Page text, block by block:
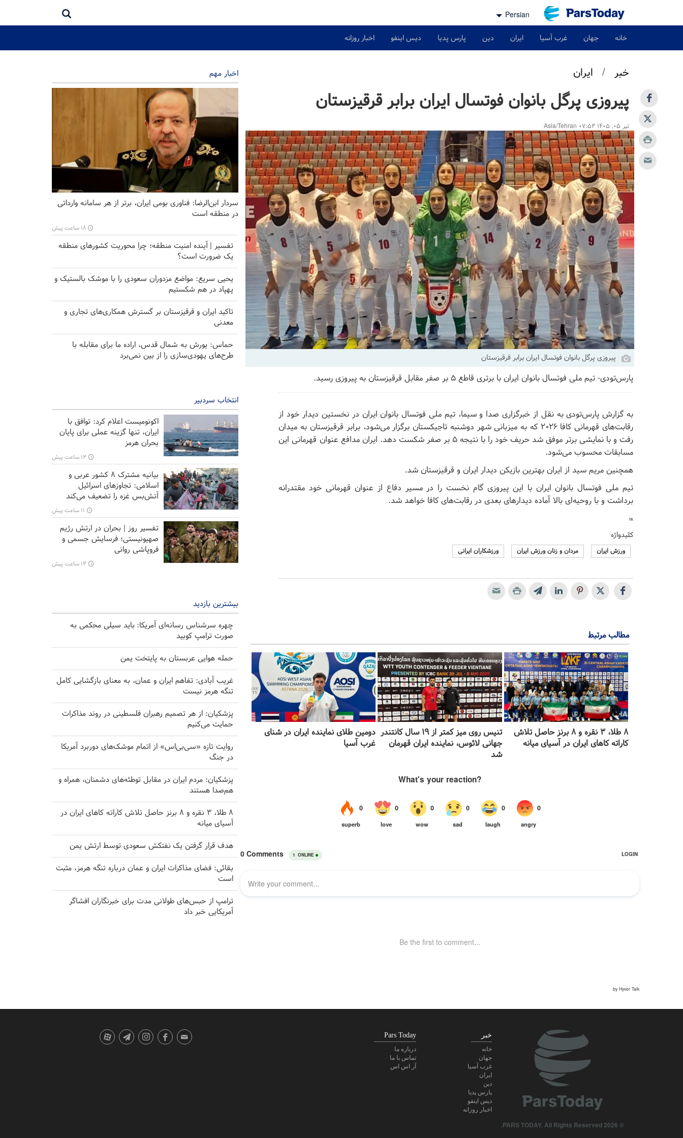
Persian
خانه جهان غرب آسیا ایران دین پارس پدیا دیس اینفو اخبار روزانه
خبر / ایران
پیروزی پرگل بانوان فوتسال ایران برابر قرقیزستان
تیر ۰۵, ۱۴۰۵ ۰۷:۵۳ Asia/Tehran
پیروزی پرگل بانوان فوتسال ایران برابر قرقیزستان
پارس‌تودی- تیم ملی فوتسال بانوان ایران با برتری قاطع ۵ بر صفر مقابل قرقیزستان به پیروزی رسید.
به گزارش پارس‌تودی به نقل از خبرگزاری صدا و سیما، تیم ملی فوتسال بانوان ایران در نخستین دیدار خود از
رقابت‌های قهرمانی کافا ۲۰۲۶ که به میزبانی شهر دوشنبه تاجیکستان برگزار می‌شود، برابر قرقیزستان به میدان
رفت و با نمایشی برتر موفق شد حریف خود را با نتیجه ۵ بر صفر شکست دهد. ایران مدافع عنوان قهرمانی این
مسابقات محسوب می‌شود.
همچنین مریم سید از ایران بهترین بازیکن دیدار ایران و قرقیزستان شد.
تیم ملی فوتسال بانوان ایران با این پیروزی گام نخست را در مسیر دفاع از عنوان قهرمانی خود مقتدرانه
برداشت و با روحیه‌ای بالا آماده دیدار‌های بعدی در رقابت‌های کافا خواهد شد.
hk
کلیدواژه
ورزش ایران مردان و زنان ورزش ایران ورزشکاران ایرانی
مطالب مرتبط
۸ طلا، ۳ نقره و ۸ برنز حاصل تلاش
کاراته کا‌های ایران در آسیای میانه
تنیس روی میز کمتر از ۱۹ سال کانتندر
جهانی لائوس، نماینده ایران قهرمان
شد
دومین طلای نماینده ایران در شنای
غرب آسیا
اخبار مهم
سردار ابن‌الرضا: فناوری بومی ایران، برتر از هر سامانه وارداتی
در منطقه است
۱۸ ساعت پیش
تفسیر | آینده امنیت منطقه؛ چرا محوریت کشورهای منطقه
یک ضرورت است؟
یحیی سریع: مواضع مزدوران سعودی را با موشک بالستیک و
پهپاد در هم شکستیم
تاکید ایران و قرقیزستان بر گسترش همکاری‌های تجاری و
معدنی
حماس: یورش به شمال قدس، اراده ما برای مقابله با
طرح‌های یهودی‌سازی را از بین نمی‌برد
انتخاب سردبیر
اکونومیست اعلام کرد: توافق با
ایران، تنها گزینه عملی برای پایان
بحران هرمز
۱۳ ساعت پیش
بیانیه مشترک ۸ کشور عربی و
اسلامی: تجاوزهای اسرائیل
آتش‌بس غزه را تضعیف می‌کند
۱۱ ساعت پیش
تفسیر روز | بحران در ارتش رژیم
صهیونیستی؛ فرسایش جسمی و
فروپاشی روانی
۱۳ ساعت پیش
بیشترین بازدید
چهره سرشناس رسانه‌ای آمریکا: باید سیلی محکمی به
صورت ترامپ کوبید
حمله هوایی عربستان به پایتخت یمن
غریب آبادی: تفاهم ایران و عمان، به معنای بازگشایی کامل
تنگه هرمز نیست
پزشکیان: از هر تصمیم رهبران فلسطینی در روند مذاکرات
حمایت می‌کنیم
روایت تازه «سی‌بی‌اس» از اتمام موشک‌های دوربرد آمریکا
در جنگ
پزشکیان: مردم ایران در مقابل توطئه‌های دشمنان، همراه و
هم‌صدا هستند
۸ طلا، ۳ نقره و ۸ برنز حاصل تلاش کاراته کا‌های ایران در
آسیای میانه
هدف قرار گرفتن یک نفتکش سعودی توسط ارتش یمن
بقائی: فضای مذاکرات ایران و عمان درباره تنگه هرمز، مثبت
است
ترامپ از حبس‌های طولانی مدت برای خبرنگاران افشاگر
آمریکایی خبر داد
© 2026 PARS TODAY. All Rights Reserved.
خبر
خانه
جهان
غرب آسیا
ایران
دین
پارس پدیا
دیس اینفو
اخبار روزانه
Pars Today
درباره ما
تماس با ما
آر اس اس